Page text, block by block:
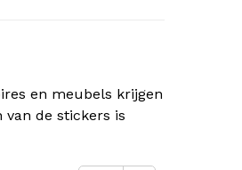
en meubels krijgen
de stickers is